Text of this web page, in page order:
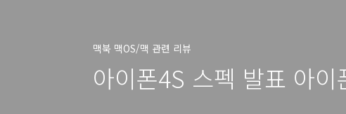
맥북 맥OS/맥 관련 리뷰
아이폰4S 스펙 발표 아